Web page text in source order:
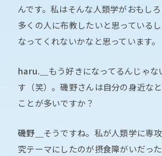
んです。私はそんな人類学がおもしろ
多くの人に布教したいと思っている
なってくれないかなと思っています。
haru.＿ もう好きになってるんじゃ
す（笑）。磯野さんは自分の身近な
ことが多いですか？
磯野＿ そうですね。私が人類学に専
究テーマにしたのが摂食障がいだっ